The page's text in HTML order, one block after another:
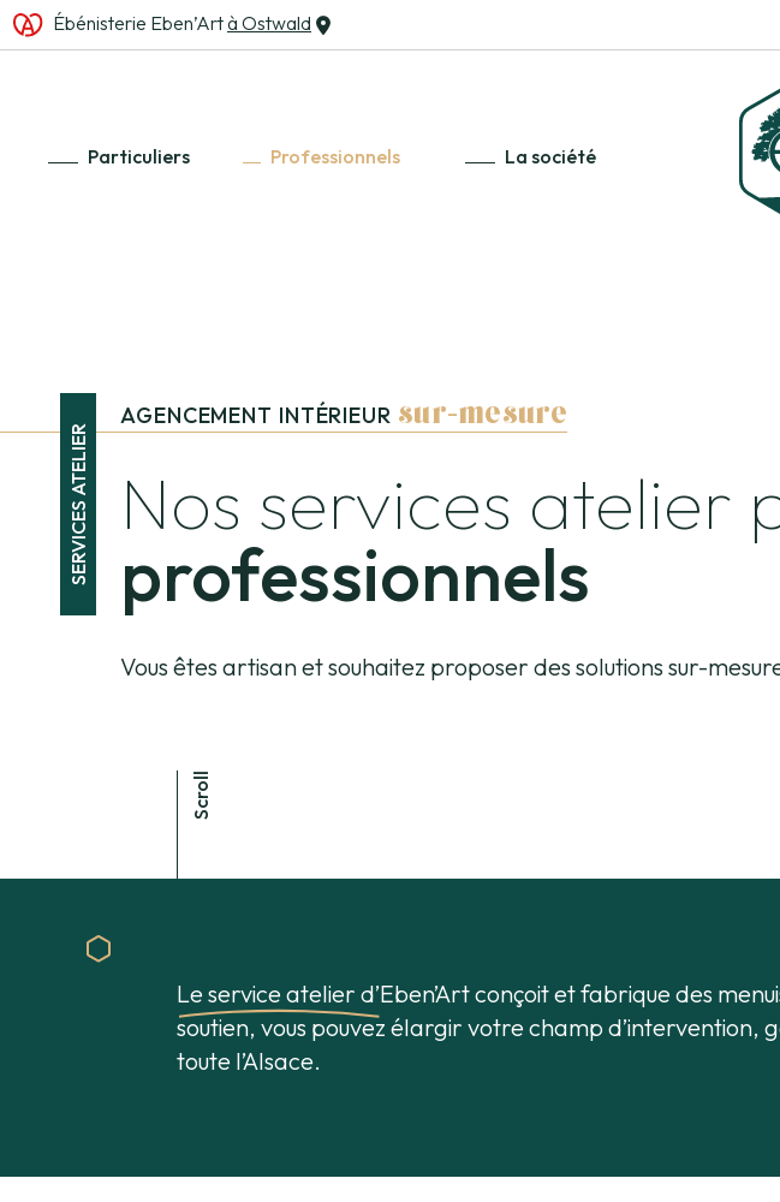
Ébénisterie Eben’Artà Ostwald
Particuliers Professionnels La société
AGENCEMENT INTÉRIEUR sur-mesure
Nos services atelier
professionnels
SERVICES ATELIER
Vous êtes artisan et souhaitez proposer des solutions sur-
Scroll
Leservice atelier d’Eben’Art conçoit et fabrique des
soutien, vous pouvez élargir votre champ d’intervention,
toute l’Alsace.